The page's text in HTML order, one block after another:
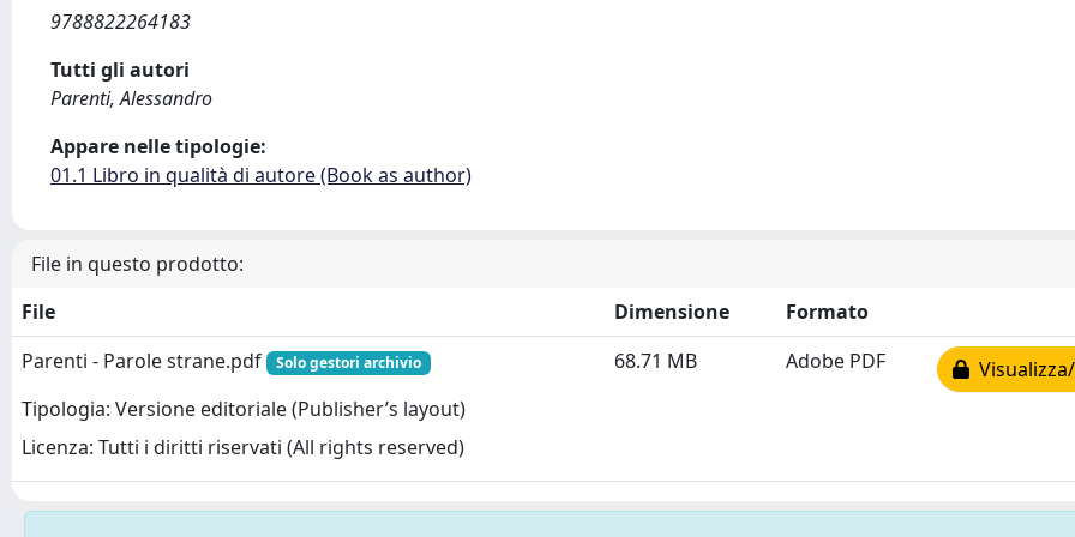
9788822264183
Tutti gli autori
Parenti, Alessandro
Appare nelle tipologie:
01.1 Libro in qualità di autore (Book as author)
File in questo prodotto:
File
Dimensione
Formato
Parenti - Parole strane.pdf
Solo gestori archivio
Tipologia: Versione editoriale (Publisher’s layout)
Licenza: Tutti i diritti riservati (All rights reserved)
68.71 MB Adobe PDF